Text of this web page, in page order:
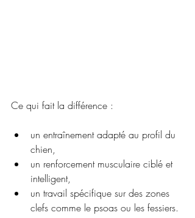
Ce qui fait la différence :
un entraînement adapté au profil du
chien,
un renforcement musculaire ciblé et
intelligent,
un travail spécifique sur des zones
clefs comme le psoas ou les fessiers.